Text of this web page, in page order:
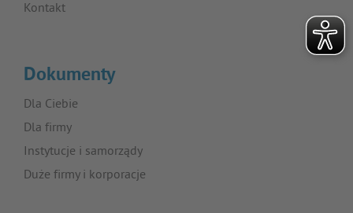
Kontakt
Dokumenty
Dla Ciebie
Dla firmy
Instytucje i samorządy
Duże firmy i korporacje